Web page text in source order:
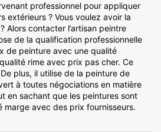
professionnel pour appliquer
extérieurs ? Vous voulez avoir la
Alors contacter l’artisan peintre
de la qualification professionnelle
de peinture avec une qualité
rime avec prix pas cher. Ce
plus, il utilise de la peinture de
à toutes négociations en matière
en sachant que les peintures sont
marge avec des prix fournisseurs.